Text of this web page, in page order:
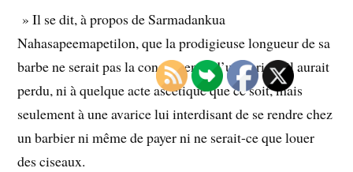
» Il se dit, à propos de Sarmadankua
Nahasapeemapetilon, que la prodigieuse longueur de sa
barbe ne serait pas la conséquence d’un pari qu’il aurait
perdu, ni à quelque acte ascétique que ce soit, mais
seulement à une avarice lui interdisant de se rendre chez
un barbier ni même de payer ni ne serait-ce que louer
des ciseaux.